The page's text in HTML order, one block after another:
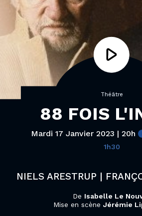
Théâtre
88 FOIS
Mardi 17 Janvier 2023 | 20h
1h30
NIELS ARESTRUP |
De Isabelle Le
Mise en scène Jérémie